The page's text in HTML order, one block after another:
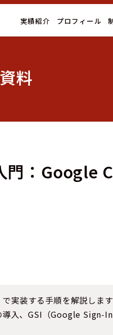
実績紹介 プロフィール
料
：Google
実装する手順を解説し
入、GSI（Google